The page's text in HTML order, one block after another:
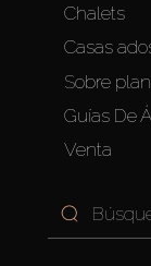
Chalets
Casas
Sobre
Guías De
Venta